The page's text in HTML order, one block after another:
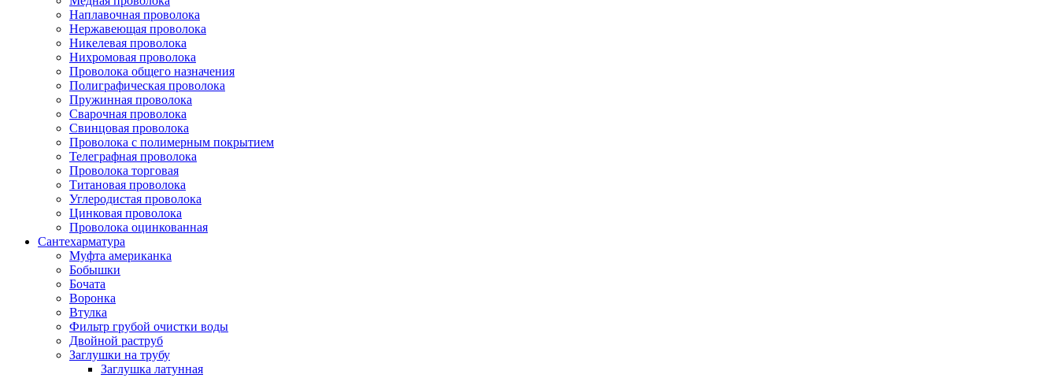
Наплавочная проволока
Нержавеющая проволока
Никелевая проволока
Нихромовая проволока
Проволока общего назначения
Полиграфическая проволока
Пружинная проволока
Сварочная проволока
Свинцовая проволока
Проволока с полимерным покрытием
Телеграфная проволока
Проволока торговая
Титановая проволока
Углеродистая проволока
Цинковая проволока
Проволока оцинкованная
Сантехарматура
Муфта американка
Бобышки
Бочата
Воронка
Втулка
Фильтр грубой очистки воды
Двойной раструб
Заглушки на трубу
Заглушка латунная